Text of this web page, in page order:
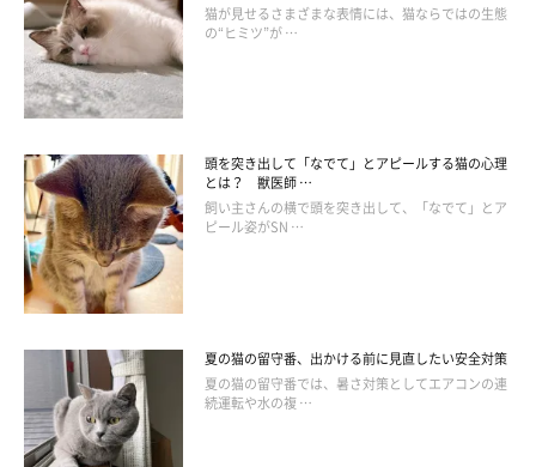
脳の機能が充分に発揮されないため、興奮しやすくなることがあ
ります。興奮すると、人に対して攻撃行動をとったり、家具や物
に噛み付いたりすることも。
また、それまでは普通に接することができた人や物、特定の場
所、騒音などに対して不安そうな様子を見せたり、恐怖を感じて
怯えたりするようになることもあります。
ら認知症の予防を取り入れていれば役立つこともあります。猫も
長寿となった時代。少しでも長く、愛猫が元気に健康でいられる
ように、サポートしてあげたいですね。
猫が見せるさまざまな表情には、猫ならではの生態
の“ヒミツ”が …
頭を突き出して「なでて」とアピールする猫の心理
とは？ 獣医師 …
飼い主さんの横で頭を突き出して、「なでて」とア
ピール姿がSN …
夏の猫の留守番、出かける前に見直したい安全対策
夏の猫の留守番では、暑さ対策としてエアコンの連
続運転や水の複 …